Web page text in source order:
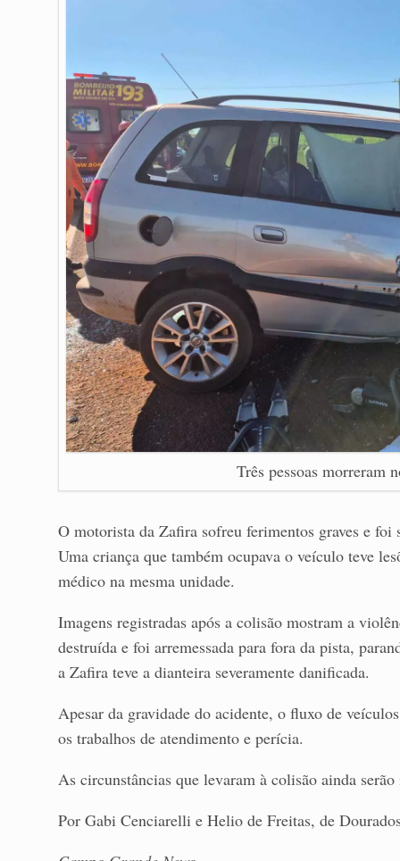
Três pessoas morreram
O motorista da Zafira sofreu ferimentos graves e
Uma criança que também ocupava o veículo teve
médico na mesma unidade.
Imagens registradas após a colisão mostram a
destruída e foi arremessada para fora da pista,
a Zafira teve a dianteira severamente danificada.
Apesar da gravidade do acidente, o fluxo de
os trabalhos de atendimento e perícia.
As circunstâncias que levaram à colisão ainda serão
Por Gabi Cenciarelli e Helio de Freitas, de